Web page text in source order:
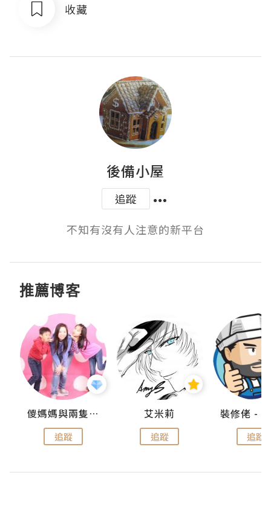
收藏
後備小屋
追蹤
不知有沒有人注意的新平台
推薦博客
儍媽媽與兩隻小魔怪之家
追蹤
艾米莉
追蹤 追蹤